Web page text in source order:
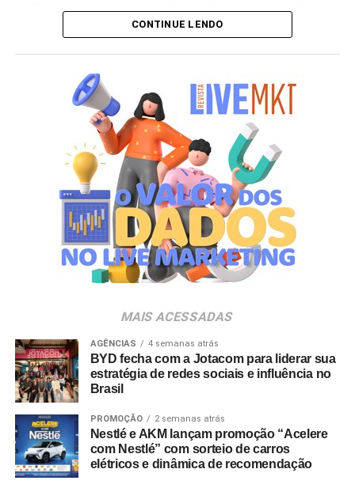
de setembro de 2026. Após a divulgação do resultado
oficial, os vencedores terão até o dia 16 de setembro para
realizar a retirada presencial dos ingressos e brindes no
espaço Villa Atende, localizado no piso G1 do shopping.
“O SP Open é um torneio muito relevante para a cidade e
para essa região. Como estamos no evento de forma tão
profunda, nada mais justo do que proporcionar essa
experiência para alguns dos nossos clientes fiéis”,
destaca Aline Ivanov, gerente de marketing do Shopping
Villa Lobos.
Para ingressar no programa e participar do sorteio, os
Shopping Villa Lobos, efetuar o cadastro e enviar
comprovantes fiscais de qualquer valor. O regulamento
completo está disponível no site do empreendimento.
CONTINUE LENDO
MAIS ACESSADAS
AGÊNCIAS 4 semanas atrás
BYD fecha com a Jotacom para liderar sua
estratégia de redes sociais e influência no
Brasil
PROMOÇÃO 2 semanas atrás
Nestlé e AKM lançam promoção “Acelere
com Nestlé” com sorteio de carros
elétricos e dinâmica de recomendação